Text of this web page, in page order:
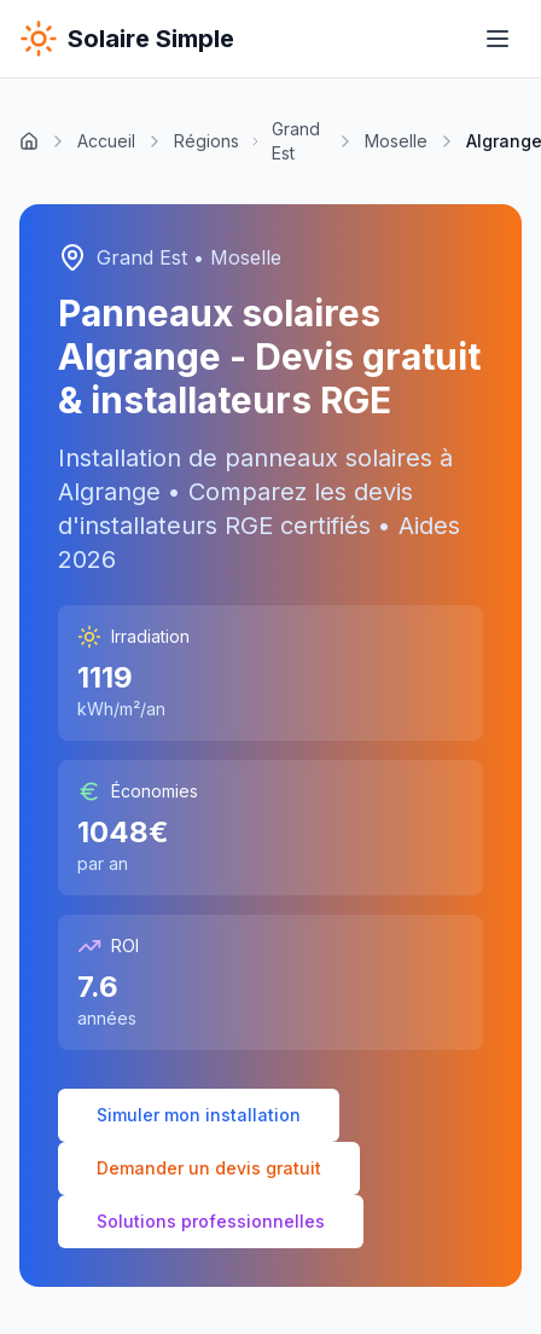
Solaire Simple
Accueil Régions
Grand
Est
Moselle Algrange
Grand Est • Moselle
Panneaux solaires
Algrange - Devis gratuit
& installateurs RGE
Installation de panneaux solaires à
Algrange • Comparez les devis
d'installateurs RGE certifiés • Aides
2026
Irradiation
1119
kWh/m²/an
Économies
1048€
par an
ROI
7.6
années
Simuler mon installation
Demander un devis gratuit
Solutions professionnelles